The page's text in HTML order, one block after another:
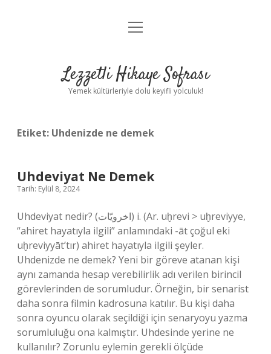
Anasayfa
Yasal Uyarı
menüyü
Lezzetli Hikaye Sofrası
Yemek kültürleriyle dolu keyifli yolculuk!
Etiket: Uhdenizde ne demek
Uhdeviyat Ne Demek
Tarih: Eylül 8, 2024
Uhdeviyat nedir? (ﺍﺧﺮﻭﻳّﺎﺕ) i. (Ar. uḫrevі > uḫreviyye,
“ahiret hayatıyla ilgili” anlamındaki -āt çoğul eki
uḫreviyyāt’tır) ahiret hayatıyla ilgili şeyler.
Uhdenizde ne demek? Yeni bir göreve atanan kişi
aynı zamanda hesap verebilirlik adı verilen birincil
görevlerinden de sorumludur. Örneğin, bir senarist
daha sonra filmin kadrosuna katılır. Bu kişi daha
sonra oyuncu olarak seçildiği için senaryoyu yazma
sorumluluğu ona kalmıştır. Uhdesinde yerine ne
kullanılır? Zorunlu eylemin gerekli ölçüde